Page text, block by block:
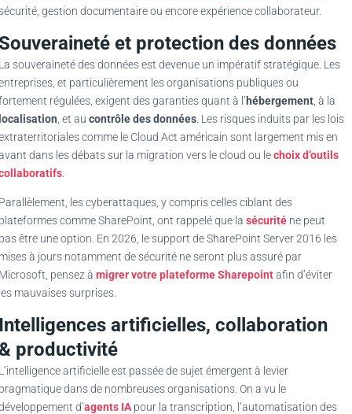
gestion documentaire ou encore expérience collaborateur.
et protection des données
souveraineté des données est devenue un impératif stratégique. Les
et particulièrement les organisations publiques ou
régulées, exigent des garanties quant à l’hébergement , à la
, et au contrôle des données . Les risques induits par les lois
comme le Cloud Act américain sont largement mis en
dans les débats sur la migration vers le cloud ou lechoix d’outils
les cyberattaques, y compris celles ciblant des
comme SharePoint, ont rappelé que la sécurité ne peut
être une option. En 2026, le support de SharePoint Server 2016 les
à jours notamment de sécurité ne seront plus assuré par
pensez à migrer votre plateforme Sharepointafin d’éviter
mauvaises surprises.
artificielles, collaboration
productivité
artificielle est passée de sujet émergent à levier
dans de nombreuses organisations. On a vu le
d’agents IA pour la transcription, l’automatisation des